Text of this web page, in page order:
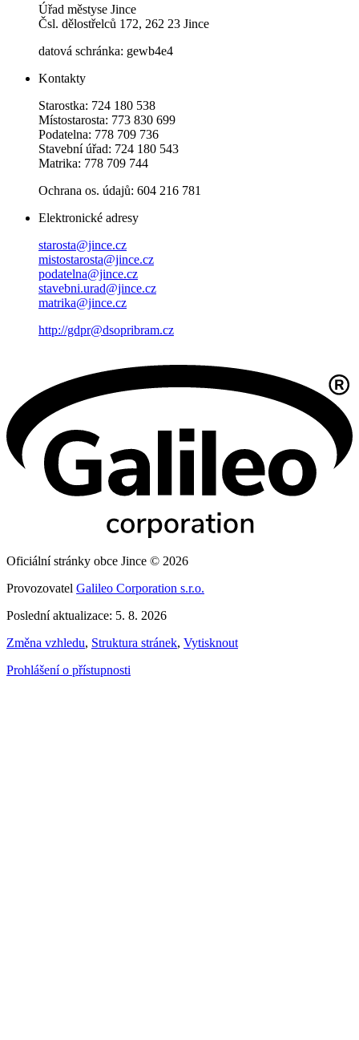
Úřad městyse Jince
Čsl. dělostřelců 172, 262 23 Jince
datová schránka: gewb4e4
Kontakty
Starostka: 724 180 538
Místostarosta: 773 830 699
Podatelna: 778 709 736
Stavební úřad: 724 180 543
Matrika: 778 709 744
Ochrana os. údajů: 604 216 781
Elektronické adresy
starosta@jince.cz
mistostarosta@jince.cz
podatelna@jince.cz
stavebni.urad@jince.cz
matrika@jince.cz
http://gdpr@dsopribram.cz
Oficiální stránky obce Jince © 2026
Provozovatel Galileo Corporation s.r.o.
Poslední aktualizace: 5. 8. 2026
Změna vzhledu, Struktura stránek, Vytisknout
Prohlášení o přístupnosti